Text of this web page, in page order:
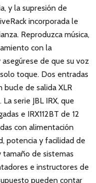
y la supresión de
incorporada le
Reproduzca música,
con la
de que su voz
toque. Dos entradas
de salida XLR
serie JBL IRX, que
e IRX112BT de 12
con alimentación
potencia y facilidad de
tamaño de sistemas
e instructores de
pueden contar